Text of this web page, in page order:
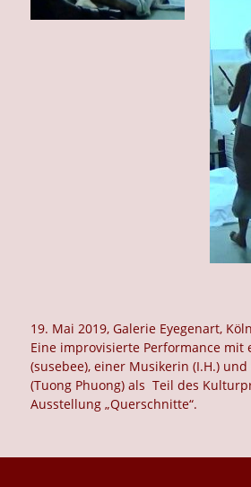
19. Mai 2019, Galerie Eyegenart,
Eine improvisierte Performance mit
(susebee), einer Musikerin (I.H.)
(Tuong Phuong) als Teil des
Ausstellung „Querschnitte“.